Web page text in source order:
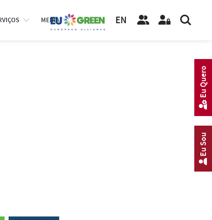
MEDIA EN
Eu Sou
Eu Quero